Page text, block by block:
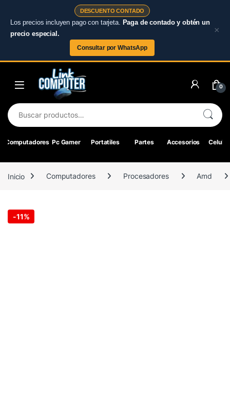
DESCUENTO CONTADO
Los precios incluyen pago con tarjeta. Paga de contado y obtén un
precio especial.
Consultar por WhatsApp
×
Skip to navigation
0
Buscar por:
Computadores Pc Gamer Portatiles Partes Accesorios
Inicio Computadores Procesadores Amd
-11%